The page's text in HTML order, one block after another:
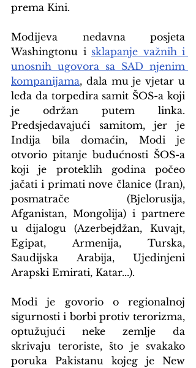
prema Kini.
Modijeva nedavna posjeta
Washingtonu i sklapanje važnih i
unosnih ugovora sa SAD njenim
kompanijama, dala mu je vjetar u
leđa da torpedira samit ŠOS-a koji
je održan putem linka.
Predsjedavajući samitom, jer je
Indija bila domaćin, Modi je
otvorio pitanje budućnosti ŠOS-a
koji je proteklih godina počeo
jačati i primati nove članice (Iran),
posmatrače (Bjelorusija,
Afganistan, Mongolija) i partnere
u dijalogu (Azerbejdžan, Kuvajt,
Egipat, Armenija, Turska,
Saudijska Arabija, Ujedinjeni
Arapski Emirati, Katar...).
Modi je govorio o regionalnoj
sigurnosti i borbi protiv terorizma,
optužujući neke zemlje da
skrivaju teroriste, što je svakako
poruka Pakistanu kojeg je New